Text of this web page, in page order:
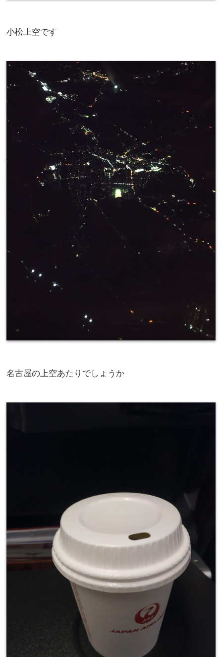
小松上空です
名古屋の上空あたりでしょうか